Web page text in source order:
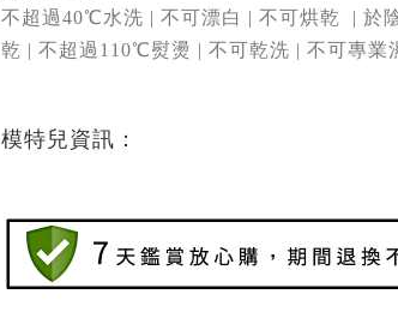
不超過40℃水洗 | 不可漂白 | 不可烘乾
| 於
乾 | 不超過 110℃熨燙 | 不可乾洗 | 不可專業
模特兒資訊：